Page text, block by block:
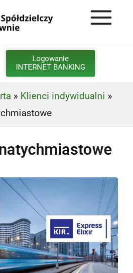
Logowanie
INTERNET BANKING
» Klienci indywidualni »